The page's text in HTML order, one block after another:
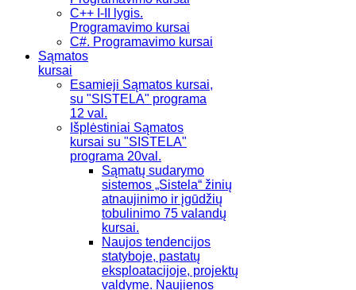
C++ I-II lygis.
Programavimo kursai
C#. Programavimo kursai
Sąmatos
kursai
Esamieji Sąmatos kursai,
su "SISTELA" programa
12 val.
Išplėstiniai Sąmatos
kursai su "SISTELA"
programa 20val.
Sąmatų sudarymo
sistemos „Sistela“ žinių
atnaujinimo ir įgūdžių
tobulinimo 75 valandų
kursai.
Naujos tendencijos
statyboje, pastatų
eksploatacijoje, projektų
valdyme. Naujienos